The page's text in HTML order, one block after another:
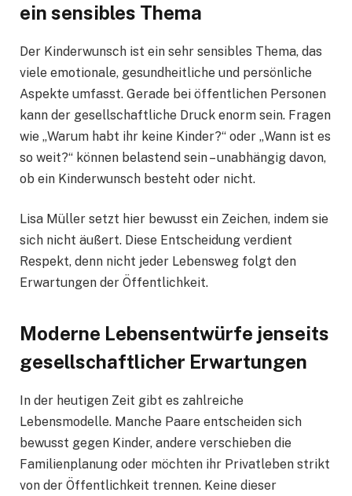
ein sensibles Thema
Der Kinderwunsch ist ein sehr sensibles Thema, das
viele emotionale, gesundheitliche und persönliche
Aspekte umfasst. Gerade bei öffentlichen Personen
kann der gesellschaftliche Druck enorm sein. Fragen
wie „Warum habt ihr keine Kinder?“ oder „Wann ist es
so weit?“ können belastend sein – unabhängig davon,
ob ein Kinderwunsch besteht oder nicht.
Lisa Müller setzt hier bewusst ein Zeichen, indem sie
sich nicht äußert. Diese Entscheidung verdient
Respekt, denn nicht jeder Lebensweg folgt den
Erwartungen der Öffentlichkeit.
Moderne Lebensentwürfe jenseits
gesellschaftlicher Erwartungen
In der heutigen Zeit gibt es zahlreiche
Lebensmodelle. Manche Paare entscheiden sich
bewusst gegen Kinder, andere verschieben die
Familienplanung oder möchten ihr Privatleben strikt
von der Öffentlichkeit trennen. Keine dieser